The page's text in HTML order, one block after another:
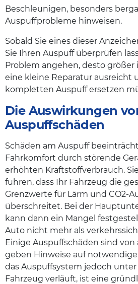
Beschleunigen, besonders
Auspuffprobleme hinweisen.
Sobald Sie eines dieser
Sie Ihren Auspuff überprüfen
Problem angehen, desto größer
eine kleine Reparatur ausreicht
kompletten Auspuff ersetzen
Die Auswirkungen
Auspuffschäden
Schäden am Auspuff
Fahrkomfort durch störende
erhöhten Kraftstoffverbrauch.
führen, dass Ihr Fahrzeug die
Grenzwerte für Lärm und CO2-
überschreitet. Bei der
kann dann ein Mangel
Auto nicht mehr als
Einige Auspuffschäden sind
geben Hinweise auf notwendige
das Auspuffsystem jedoch
Fahrzeug verläuft, ist eine